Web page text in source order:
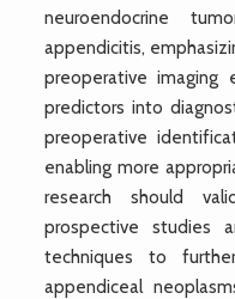
neuroendocrine
appendicitis,
preoperative imaging
predictors into
preoperative
enabling more
research should
prospective studies
techniques to
appendiceal